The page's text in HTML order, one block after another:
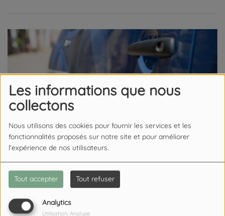
Les informations que nous
collectons
Nous utilisons des cookies pour fournir les services et les
fonctionnalités proposés sur notre site et pour améliorer
l'expérience de nos utilisateurs.
Tout accepter Tout refuser
Analytics
Utilisation: Analyse